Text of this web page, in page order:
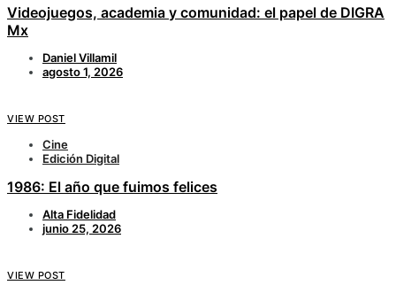
Videojuegos, academia y comunidad: el papel de DIGRA
Mx
Daniel Villamil
agosto 1, 2026
VIEW POST
Cine
Edición Digital
1986: El año que fuimos felices
Alta Fidelidad
junio 25, 2026
VIEW POST